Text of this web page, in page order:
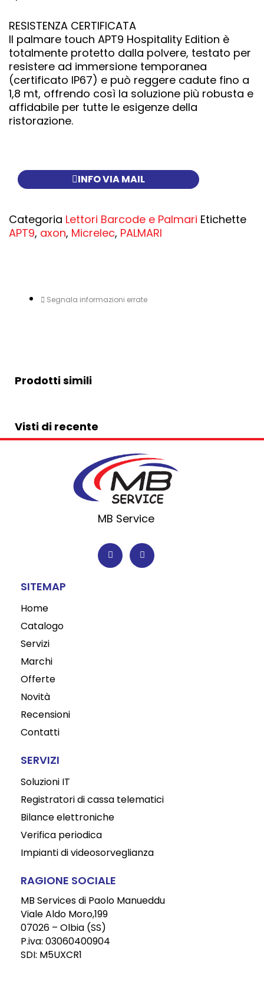
RESISTENZA CERTIFICATA
Il palmare touch APT9 Hospitality Edition è
totalmente protetto dalla polvere, testato per
resistere ad immersione temporanea
(certificato IP67) e può reggere cadute fino a
1,8 mt, offrendo così la soluzione più robusta e
affidabile per tutte le esigenze della
ristorazione.
INFO VIA MAIL
Categoria Lettori Barcode e Palmari Etichette
APT9, axon, Micrelec, PALMARI
Segnala informazioni errate
Prodotti simili
Visti di recente
MB Service
a
c
e
b
n
s
t
a
SITEMAP
Home
Catalogo
Servizi
Marchi
Offerte
Novità
Recensioni
Contatti
SERVIZI
Soluzioni IT
Registratori di cassa telematici
Bilance elettroniche
Verifica periodica
Impianti di videosorveglianza
RAGIONE SOCIALE
MB Services di Paolo Manueddu
Viale Aldo Moro,199
07026 – Olbia (SS)
P.iva: 03060400904
SDI: M5UXCR1